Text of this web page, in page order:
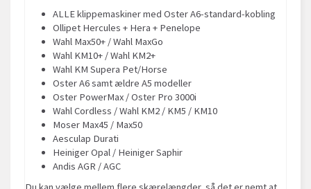
ALLE klippemaskiner med Oster A6-standard-kobling
Ollipet Hercules + Hera + Penelope
Wahl Max50+ / Wahl MaxGo
Wahl KM10+ / Wahl KM2+
Wahl KM Supera Pet/Horse
Oster A6 samt ældre A5 modeller
Oster PowerMax / Oster Pro 3000i
Wahl Cordless / Wahl KM2 / KM5 / KM10
Moser Max45 / Max50
Aesculap Durati
Heiniger Opal / Heiniger Saphir
Andis AGR / AGC